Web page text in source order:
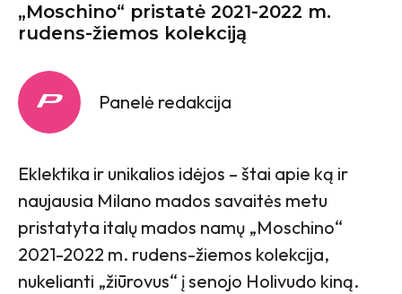
„Moschino“ pristatė 2021-2022 m.
rudens-žiemos kolekciją
Panelė redakcija
Eklektika ir unikalios idėjos – štai apie ką ir
naujausia Milano mados savaitės metu
pristatyta italų mados namų „Moschino“
2021-2022 m. rudens-žiemos kolekcija,
nukelianti „žiūrovus“ į senojo Holivudo kiną.